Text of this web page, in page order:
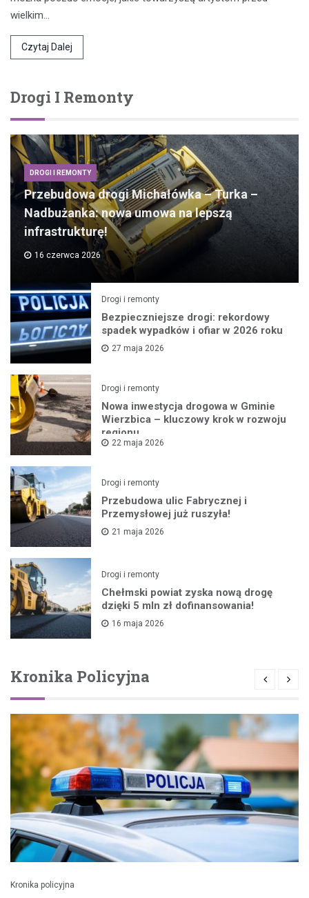
wielkim…
Czytaj Dalej
Drogi I Remonty
DROGI I REMONTY
Przebudowa drogi Michałówka – Turka –
Nadbużanka: nowa umowa na lepszą
infrastrukturę!
16 czerwca 2026
Drogi i remonty
Bezpieczniejsze drogi: rekordowy
spadek wypadków i ofiar w 2026 roku
27 maja 2026
Drogi i remonty
Nowa inwestycja drogowa w Gminie
Wierzbica – kluczowy krok w rozwoju
regionu
22 maja 2026
Drogi i remonty
Przebudowa ulic Fabrycznej i
Przemysłowej już ruszyła!
21 maja 2026
Drogi i remonty
Chełmski powiat zyska nową drogę
dzięki 5 mln zł dofinansowania!
16 maja 2026
Kronika Policyjna
Kronika policyjna